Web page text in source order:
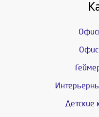
Детские